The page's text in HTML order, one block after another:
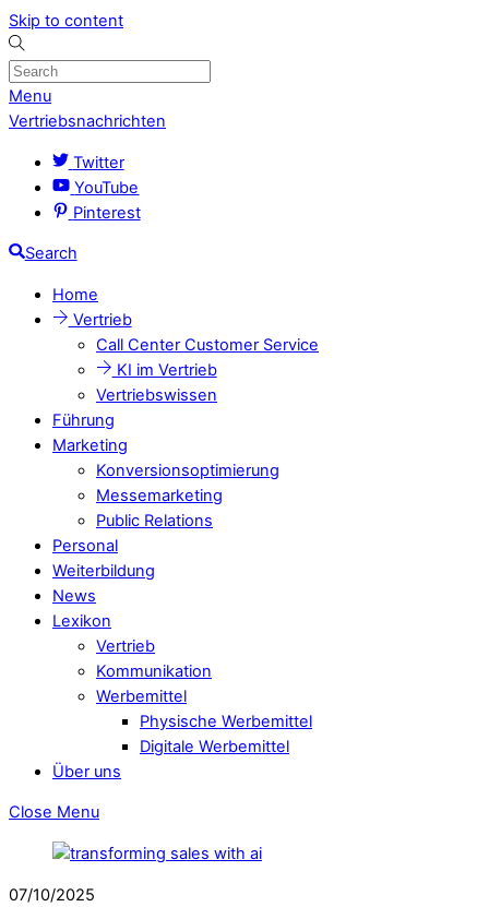
Skip to content
Menu
Vertriebsnachrichten
Twitter
YouTube
Pinterest
Search
Home
Vertrieb
Call Center Customer Service
KI im Vertrieb
Vertriebswissen
Führung
Marketing
Konversionsoptimierung
Messemarketing
Public Relations
Personal
Weiterbildung
News
Lexikon
Vertrieb
Kommunikation
Werbemittel
Physische Werbemittel
Digitale Werbemittel
Über uns
Close Menu
07/10/2025